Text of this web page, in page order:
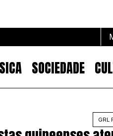
SOCIEDADE
Marcas
NOTÍCIAS
GRL